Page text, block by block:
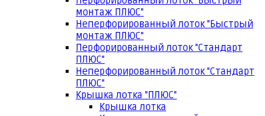
монтаж ПЛЮС"
Неперфорированный лоток "Быстрый
монтаж ПЛЮС"
Перфорированный лоток "Стандарт
ПЛЮС"
Неперфорированный лоток "Стандарт
ПЛЮС"
Крышка лотка "ПЛЮС"
Крышка лотка